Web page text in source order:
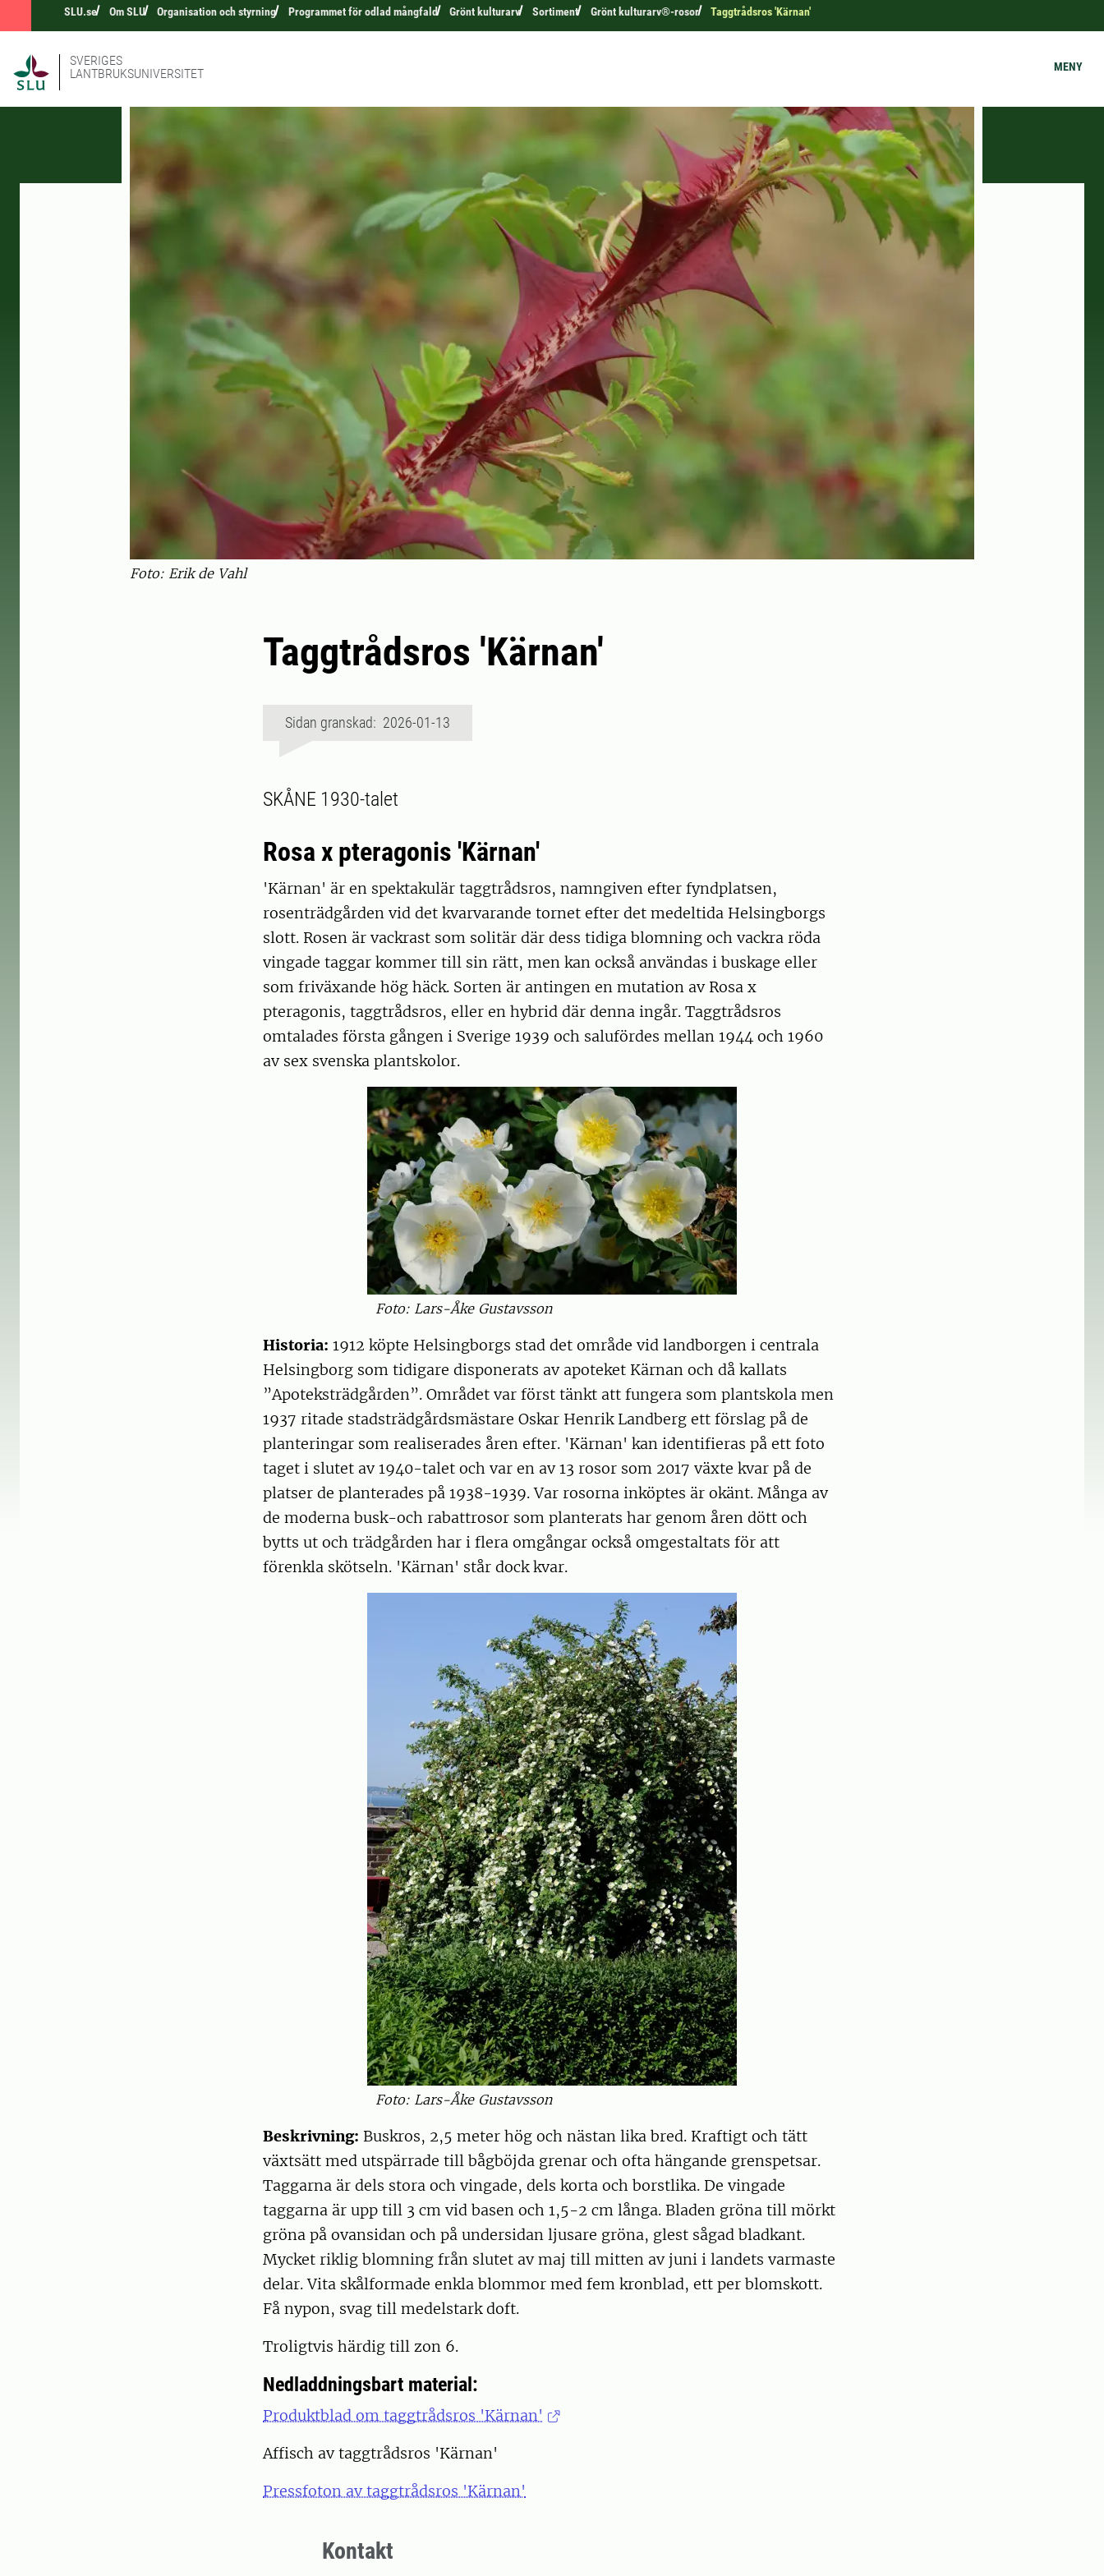
SLU.se Om SLU Organisation och styrning Programmet för odlad mångfald Grönt kulturarv Sortiment Grönt kulturarv®-rosor Taggtrådsros 'Kärnan'
SVERIGES
LANTBRUKSUNIVERSITET
MENY
Foto: Erik de Vahl
Taggtrådsros 'Kärnan'
Sidan granskad: 2026-01-13
SKÅNE 1930-talet
Rosa x pteragonis 'Kärnan'
'Kärnan' är en spektakulär taggtrådsros, namngiven efter fyndplatsen,
rosenträdgården vid det kvarvarande tornet efter det medeltida Helsingborgs
slott. Rosen är vackrast som solitär där dess tidiga blomning och vackra röda
vingade taggar kommer till sin rätt, men kan också användas i buskage eller
som friväxande hög häck. Sorten är antingen en mutation av Rosa x
pteragonis, taggtrådsros, eller en hybrid där denna ingår. Taggtrådsros
omtalades första gången i Sverige 1939 och salufördes mellan 1944 och 1960
av sex svenska plantskolor.
Foto: Lars-Åke Gustavsson
Historia: 1912 köpte Helsingborgs stad det område vid landborgen i centrala
Helsingborg som tidigare disponerats av apoteket Kärnan och då kallats
”Apoteksträdgården”. Området var först tänkt att fungera som plantskola men
1937 ritade stadsträdgårdsmästare Oskar Henrik Landberg ett förslag på de
planteringar som realiserades åren efter. 'Kärnan' kan identifieras på ett foto
taget i slutet av 1940-talet och var en av 13 rosor som 2017 växte kvar på de
platser de planterades på 1938-1939. Var rosorna inköptes är okänt. Många av
de moderna busk-och rabattrosor som planterats har genom åren dött och
bytts ut och trädgården har i flera omgångar också omgestaltats för att
förenkla skötseln. 'Kärnan' står dock kvar.
Foto: Lars-Åke Gustavsson
Beskrivning: Buskros, 2,5 meter hög och nästan lika bred. Kraftigt och tätt
växtsätt med utspärrade till bågböjda grenar och ofta hängande grenspetsar.
Taggarna är dels stora och vingade, dels korta och borstlika. De vingade
taggarna är upp till 3 cm vid basen och 1,5-2 cm långa. Bladen gröna till mörkt
gröna på ovansidan och på undersidan ljusare gröna, glest sågad bladkant.
Mycket riklig blomning från slutet av maj till mitten av juni i landets varmaste
delar. Vita skålformade enkla blommor med fem kronblad, ett per blomskott.
Få nypon, svag till medelstark doft.
Troligtvis härdig till zon 6.
Nedladdningsbart material:
Produktblad om taggtrådsros 'Kärnan'
Affisch av taggtrådsros 'Kärnan'
Pressfoton av taggtrådsros 'Kärnan'
Kontakt